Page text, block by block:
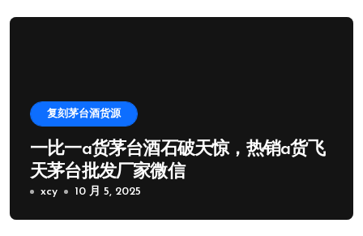
复刻茅台酒货源
一比一a货茅台酒石破天惊，热销a货飞
天茅台批发厂家微信
xcy 10 月 5, 2025